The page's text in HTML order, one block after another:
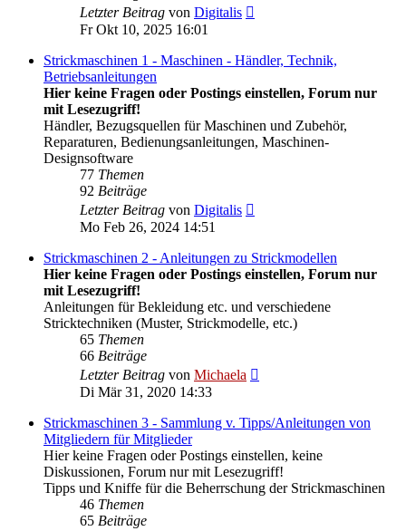
Letzter Beitrag von Digitalis
Fr Okt 10, 2025 16:01
Strickmaschinen 1 - Maschinen - Händler, Technik,
Betriebsanleitungen
Hier keine Fragen oder Postings einstellen, Forum nur
mit Lesezugriff!
Händler, Bezugsquellen für Maschinen und Zubehör,
Reparaturen, Bedienungsanleitungen, Maschinen-
Designsoftware
77 Themen
92 Beiträge
Letzter Beitrag von Digitalis
Mo Feb 26, 2024 14:51
Strickmaschinen 2 - Anleitungen zu Strickmodellen
Hier keine Fragen oder Postings einstellen, Forum nur
mit Lesezugriff!
Anleitungen für Bekleidung etc. und verschiedene
Stricktechniken (Muster, Strickmodelle, etc.)
65 Themen
66 Beiträge
Letzter Beitrag von Michaela
Di Mär 31, 2020 14:33
Strickmaschinen 3 - Sammlung v. Tipps/Anleitungen von
Mitgliedern für Mitglieder
Hier keine Fragen oder Postings einstellen, keine
Diskussionen, Forum nur mit Lesezugriff!
Tipps und Kniffe für die Beherrschung der Strickmaschinen
46 Themen
65 Beiträge